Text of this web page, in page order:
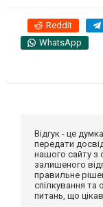
Reddit
WhatsApp
Відгук - це
передати
нашого сайту з
залишеного
правильне
спілкування
питань, що